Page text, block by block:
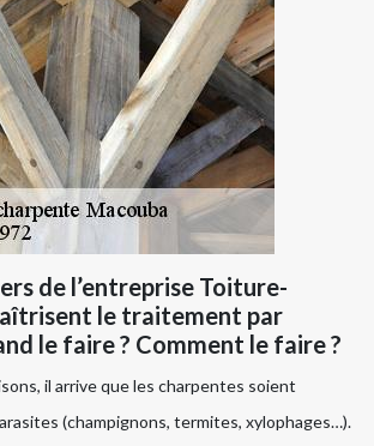
de l’entreprise Toiture-
le traitement par
le faire ? Comment le faire ?
il arrive que les charpentes soient
(champignons, termites, xylophages…).